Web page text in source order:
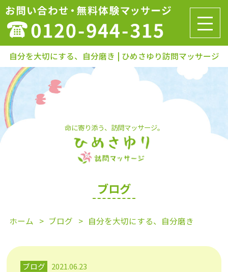
自分を大切にする、自分磨き | ひめさゆり訪問マッサージ
命に寄り添う、訪問マッサージ。
ブログ
ホーム ブログ 自分を大切にする、自分磨き
ブログ 2021.06.23